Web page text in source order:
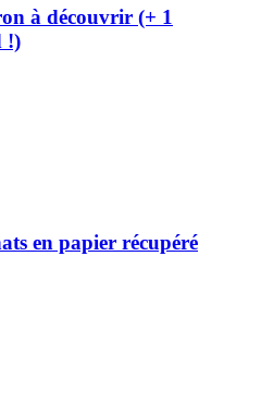
à découvrir (+ 1
!)
en papier récupéré